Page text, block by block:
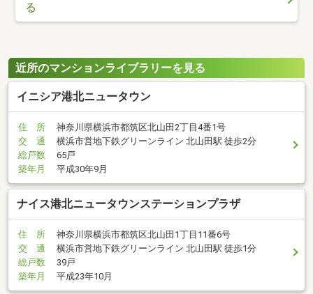
る
近所のマンションライブラリーを見る
イニシア港北ニュータウン
住 所
神奈川県横浜市都筑区北山田2丁目4番1号
交 通
横浜市営地下鉄グリーンライン 北山田駅 徒歩2分
総戸数
65戸
築年月
平成30年9月
ナイス港北ニュータウンステーションプラザ
住 所
神奈川県横浜市都筑区北山田1丁目11番6号
交 通
横浜市営地下鉄グリーンライン 北山田駅 徒歩1分
総戸数
39戸
築年月
平成23年10月